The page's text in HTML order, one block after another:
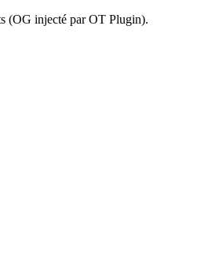
(OG injecté par OT Plugin).